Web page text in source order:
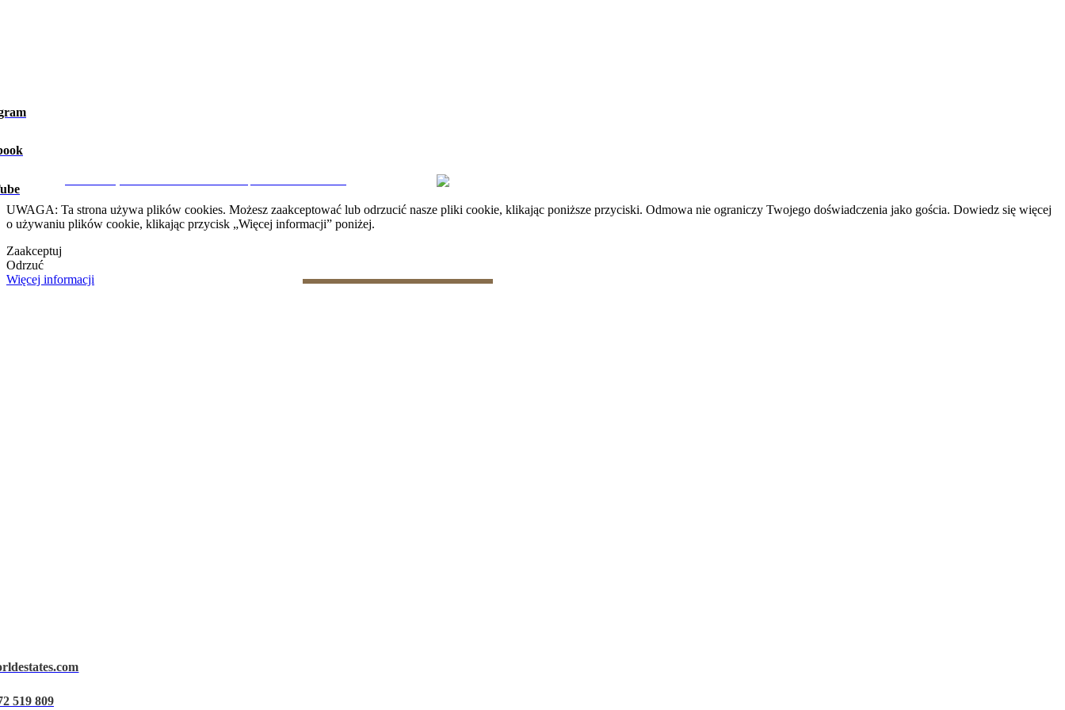
519 809
UWAGA: Ta strona używa plików cookies. Możesz zaakceptować lub odrzucić nasze pliki cookie, klikając poniższe przyciski. Odmowa nie ograniczy Twojego doświadczenia jako gościa. Dowiedz się więcej
o używaniu plików cookie, klikając przycisk „Więcej informacji” poniżej.
Zaakceptuj
Odrzuć
Więcej informacji